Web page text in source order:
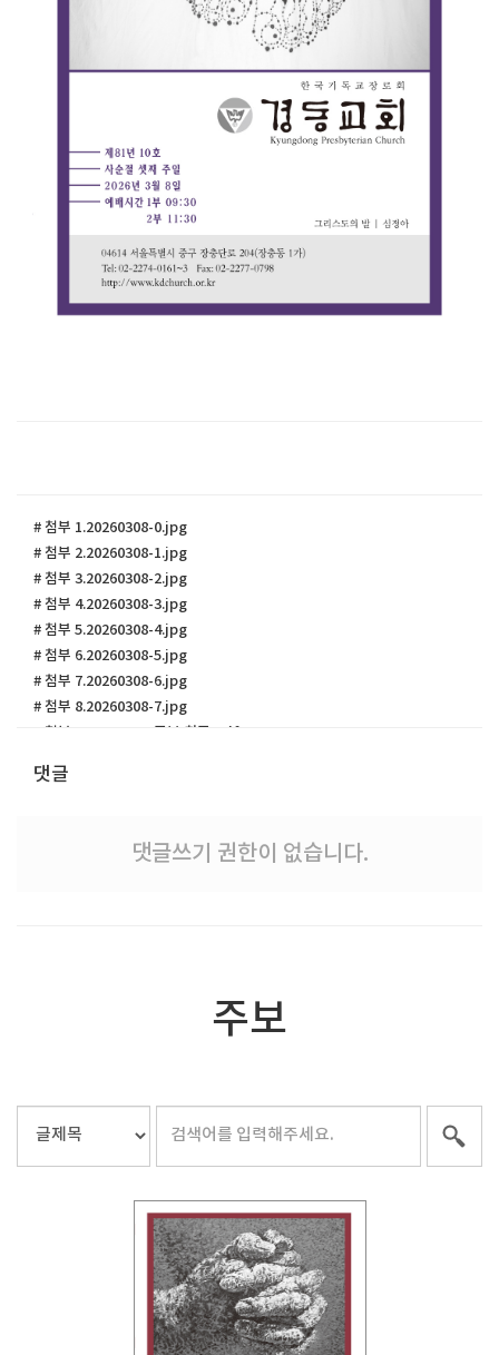
# 첨부 1.20260308-0.jpg
# 첨부 2.20260308-1.jpg
# 첨부 3.20260308-2.jpg
# 첨부 4.20260308-3.jpg
# 첨부 5.20260308-4.jpg
# 첨부 6.20260308-5.jpg
# 첨부 7.20260308-6.jpg
# 첨부 8.20260308-7.jpg
# 첨부 9.20260308-주보 최종.pdf
댓글
댓글쓰기 권한이 없습니다.
주보